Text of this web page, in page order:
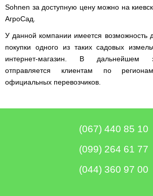
Sohnen за доступную цену можно на
АгроСад.
У данной компании имеется возможность
покупки одного из таких садовых
интернет-магазин. В дальнейшем
отправляется клиентам по
официальных перевозчиков.
(067) 440 85 10
(099) 264 61 77
(044) 360 97 00